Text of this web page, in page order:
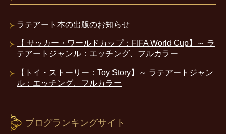
ラテアート本の出版のお知らせ
【 サッカー・ワールドカップ：FIFA World Cup】～ ラ
テアートジャンル：エッチング、フルカラー
【トイ・ストーリー：Toy Story】～ ラテアートジャン
ル：エッチング、フルカラー
ブログランキングサイト